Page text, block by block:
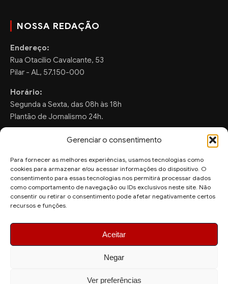
Gerenciar o consentimento
Para fornecer as melhores experiências, usamos tecnologias como
cookies para armazenar e/ou acessar informações do dispositivo. O
consentimento para essas tecnologias nos permitirá processar dados
como comportamento de navegação ou IDs exclusivos neste site. Não
consentir ou retirar o consentimento pode afetar negativamente certos
recursos e funções.
Aceitar
Negar
Ver preferências
NOSSA REDAÇÃO
Endereço:
Rua Otacilio Cavalcante, 53
Pilar - AL, 57.150-000
Horário:
Segunda a Sexta, das 08h às 18h
Plantão de Jornalismo 24h.
FALE CONOSCO
Sugestões de Pauta:
ronaldo.valentim150@gmail.com
© 2026 AquiAgora - Todos os direitos reservados.